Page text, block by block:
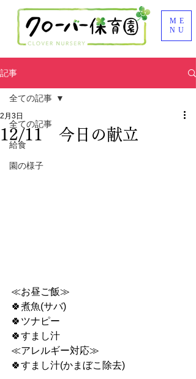
ME
NU
記事
全ての記事
給食
園の様子
全ての記事
12/11 今日の献立
2月3日
≪お昼ご飯≫
🍀煮魚(サバ)
🍀ツナピー
🍀すまし汁
≪アレルギー対応≫
🍀すまし汁(かまぼこ除去)